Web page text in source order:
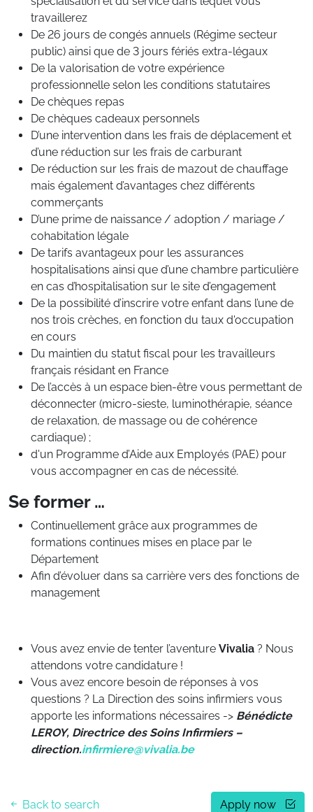
travaillerez
De 26 jours de congés annuels (Régime secteur
public) ainsi que de 3 jours fériés extra-légaux
De la valorisation de votre expérience
professionnelle selon les conditions statutaires
De chèques repas
De chèques cadeaux personnels
D’une intervention dans les frais de déplacement et
d’une réduction sur les frais de carburant
De réduction sur les frais de mazout de chauffage
mais également d’avantages chez différents
commerçants
D’une prime de naissance / adoption / mariage /
cohabitation légale
De tarifs avantageux pour les assurances
hospitalisations ainsi que d’une chambre particulière
en cas d’hospitalisation sur le site d’engagement
De la possibilité d’inscrire votre enfant dans l’une de
nos trois crèches, en fonction du taux d'occupation
en cours
Du maintien du statut fiscal pour les travailleurs
français résidant en France
De l’accès à un espace bien-être vous permettant de
déconnecter (micro-sieste, luminothérapie, séance
de relaxation, de massage ou de cohérence
cardiaque) ;
d'un Programme d’Aide aux Employés (PAE) pour
vous accompagner en cas de nécessité.
Se former …
Continuellement grâce aux programmes de
formations continues mises en place par le
Département
Afin d’évoluer dans sa carrière vers des fonctions de
management
Vous avez envie de tenter l’aventure Vivalia ? Nous
attendons votre candidature !
Vous avez encore besoin de réponses à vos
questions ? La Direction des soins infirmiers vous
apporte les informations nécessaires -> Bénédicte
LEROY, Directrice des Soins Infirmiers –
direction.infirmiere@vivalia.be
Back to search Apply now